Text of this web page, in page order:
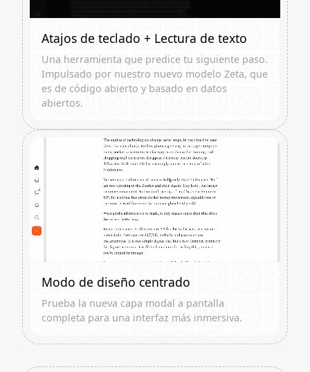
Atajos de teclado + Lectura de texto
Una herramienta que predice tu siguiente paso.
Impulsado por nuestro nuevo modelo Zeta, que
es de código abierto y basado en datos
abiertos.
Modo de diseño centrado
Prueba la nueva capa modal a pantalla
completa para una interfaz más inmersiva.